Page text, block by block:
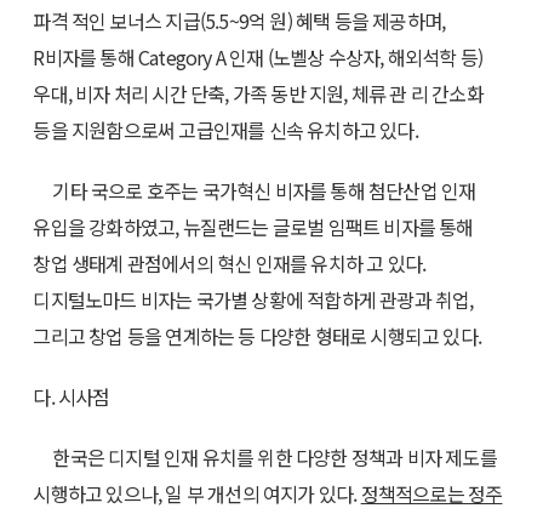
파격 적인 보너스 지급(5.5~9억 원) 혜택 등을 제공하며,
R비자를 통해 Category A 인재 (노벨상 수상자, 해외석학 등)
우대, 비자 처리 시간 단축, 가족 동반 지원, 체류 관 리 간소화
등을 지원함으로써 고급인재를 신속 유치하고 있다.
기타 국으로 호주는 국가혁신 비자를 통해 첨단산업 인재
유입을 강화하였고, 뉴질랜드는 글로벌 임팩트 비자를 통해
창업 생태계 관점에서의 혁신 인재를 유치하 고 있다.
디지털노마드 비자는 국가별 상황에 적합하게 관광과 취업,
그리고 창업 등을 연계하는 등 다양한 형태로 시행되고 있다.
다. 시사점
한국은 디지털 인재 유치를 위한 다양한 정책과 비자 제도를
시행하고 있으나, 일 부 개선의 여지가 있다.정책적으로는 정주